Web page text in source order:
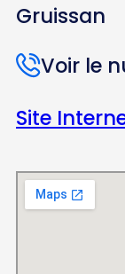
Gruissan
Voir le
Site